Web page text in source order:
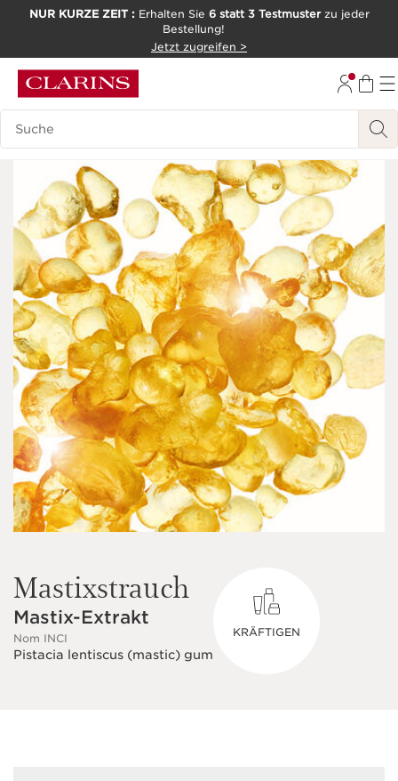
NUR KURZE ZEIT : Erhalten Sie 6 statt 3 Testmusterzu jeder
Bestellung!
Jetzt zugreifen >
Legende suchen
Mastixstrauch
Mastix-Extrakt
Nom INCI
Pistacia lentiscus (mastic) gum
KRÄFTIGEN